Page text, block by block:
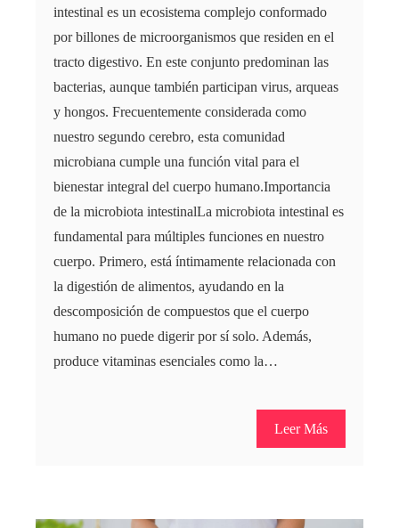
intestinal es un ecosistema complejo conformado
por billones de microorganismos que residen en el
tracto digestivo. En este conjunto predominan las
bacterias, aunque también participan virus, arqueas
y hongos. Frecuentemente considerada como
nuestro segundo cerebro, esta comunidad
microbiana cumple una función vital para el
bienestar integral del cuerpo humano.Importancia
de la microbiota intestinalLa microbiota intestinal es
fundamental para múltiples funciones en nuestro
cuerpo. Primero, está íntimamente relacionada con
la digestión de alimentos, ayudando en la
descomposición de compuestos que el cuerpo
humano no puede digerir por sí solo. Además,
produce vitaminas esenciales como la…
Leer Más